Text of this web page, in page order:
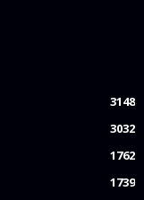
3148
3032
1762
1739